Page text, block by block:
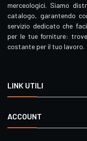
merceologici. Siamo
catalogo, garantendo
servizio dedicato che
per le tue forniture:
costante per il tuo lavoro.
LINK UTILI
ACCOUNT